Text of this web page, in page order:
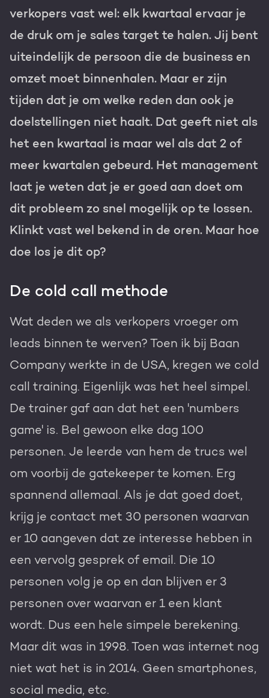
WEBSITE SERVICES
HubSpot websites
Membership portals
Haal alles uit je HubSpot licentie
Gratis portal scan
Nederlands Zoek
verkopers vast wel: elk kwartaal ervaar je
de druk om je sales target te halen. Jij bent
uiteindelijk de persoon die de business en
omzet moet binnenhalen. Maar er zijn
tijden dat je om welke reden dan ook je
doelstellingen niet haalt. Dat geeft niet als
het een kwartaal is maar wel als dat 2 of
meer kwartalen gebeurd. Het management
laat je weten dat je er goed aan doet om
dit probleem zo snel mogelijk op te lossen.
Klinkt vast wel bekend in de oren. Maar hoe
doe los je dit op?
De cold call methode
Wat deden we als verkopers vroeger om
leads binnen te werven? Toen ik bij Baan
Company werkte in de USA, kregen we cold
call training. Eigenlijk was het heel simpel.
De trainer gaf aan dat het een 'numbers
game' is. Bel gewoon elke dag 100
personen. Je leerde van hem de trucs wel
om voorbij de gatekeeper te komen. Erg
spannend allemaal. Als je dat goed doet,
krijg je contact met 30 personen waarvan
er 10 aangeven dat ze interesse hebben in
een vervolg gesprek of email. Die 10
personen volg je op en dan blijven er 3
personen over waarvan er 1 een klant
wordt. Dus een hele simpele berekening.
Maar dit was in 1998. Toen was internet nog
niet wat het is in 2014. Geen smartphones,
social media, etc.